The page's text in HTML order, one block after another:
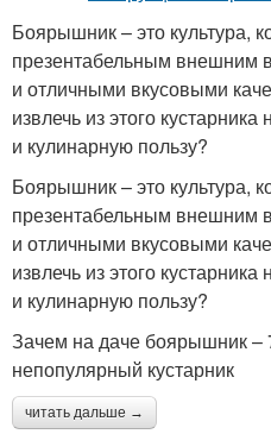
Боярышник – это культура,
презентабельным внешним
и отличными вкусовыми
извлечь из этого
и кулинарную пользу?
Боярышник – это культура,
презентабельным внешним
и отличными вкусовыми
извлечь из этого
и кулинарную пользу?
Зачем на даче боярышник –
непопулярный кустарник
читать дальше →